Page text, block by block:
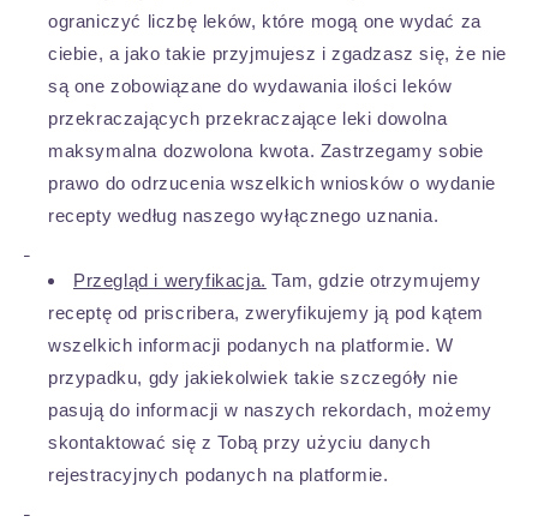
ograniczyć liczbę leków, które mogą one wydać za
ciebie, a jako takie przyjmujesz i zgadzasz się, że nie
są one zobowiązane do wydawania ilości leków
przekraczających przekraczające leki dowolna
maksymalna dozwolona kwota. Zastrzegamy sobie
prawo do odrzucenia wszelkich wniosków o wydanie
recepty według naszego wyłącznego uznania.
Przegląd i weryfikacja. Tam, gdzie otrzymujemy
receptę od priscribera, zweryfikujemy ją pod kątem
wszelkich informacji podanych na platformie. W
przypadku, gdy jakiekolwiek takie szczegóły nie
pasują do informacji w naszych rekordach, możemy
skontaktować się z Tobą przy użyciu danych
rejestracyjnych podanych na platformie.